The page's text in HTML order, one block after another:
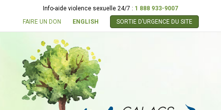
Info-aide violence sexuelle 24/7 : 1 888 933-9007
FAIRE UN DON
ENGLISH SORTIE D’URGENCE DU SITE